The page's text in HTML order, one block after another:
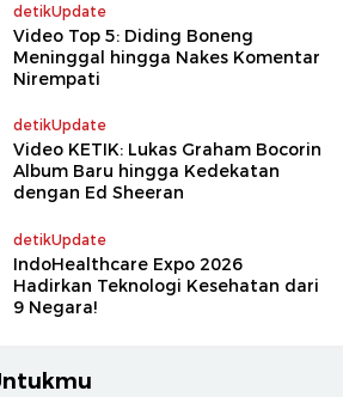
detikUpdate
Video Top 5: Diding Boneng
Meninggal hingga Nakes Komentar
Nirempati
detikUpdate
Video KETIK: Lukas Graham Bocorin
Album Baru hingga Kedekatan
dengan Ed Sheeran
detikUpdate
IndoHealthcare Expo 2026
Hadirkan Teknologi Kesehatan dari
9 Negara!